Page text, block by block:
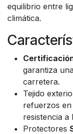
equilibrio entre
climática.
garantiza
carretera.
Tejido
refuerzos
resistencia a
Protectores